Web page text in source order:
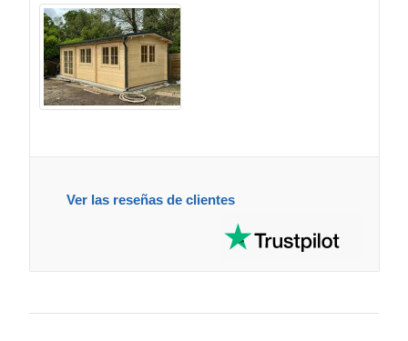
Ver las reseñas de clientes